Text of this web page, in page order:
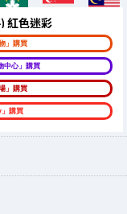
紅色迷彩
」購買
中心」購買
」購買
購買